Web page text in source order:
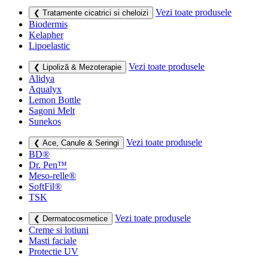
❮ Tratamente cicatrici si cheloizi
Vezi toate produsele
Biodermis
Kelapher
Lipoelastic
❮ Lipoliză & Mezoterapie
Vezi toate produsele
Alidya
Aqualyx
Lemon Bottle
Sagoni Melt
Sunekos
❮ Ace, Canule & Seringi
Vezi toate produsele
BD®
Dr. Pen™
Meso-relle®
SoftFil®
TSK
❮ Dermatocosmetice
Vezi toate produsele
Creme si lotiuni
Masti faciale
Protectie UV